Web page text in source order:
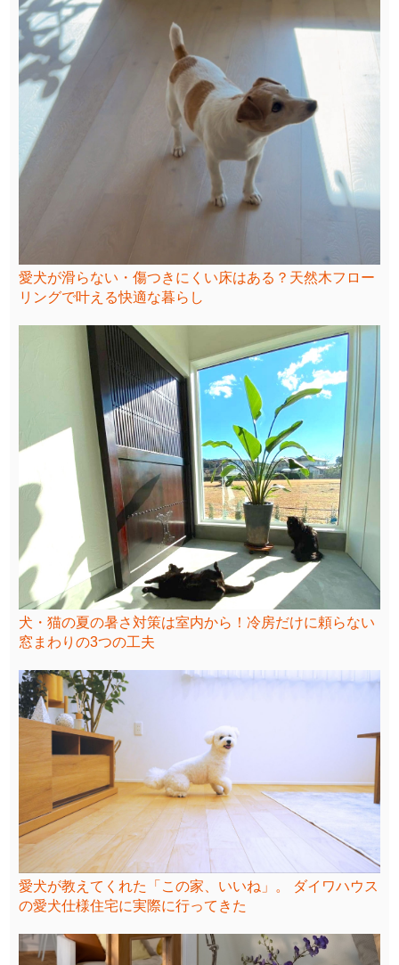
愛犬が滑らない・傷つきにくい床はある？天然木フロー
リングで叶える快適な暮らし
犬・猫の夏の暑さ対策は室内から！冷房だけに頼らない
窓まわりの3つの工夫
愛犬が教えてくれた「この家、いいね」。 ダイワハウス
の愛犬仕様住宅に実際に行ってきた